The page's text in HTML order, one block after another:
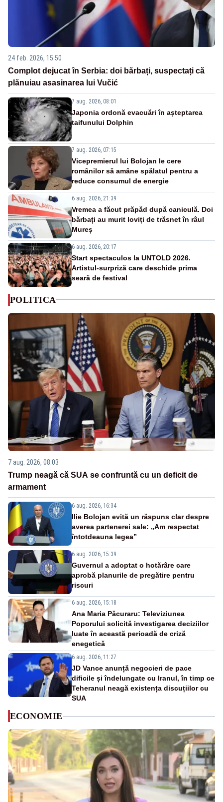
24 feb. 2026, 15:50
Complot dejucat în Serbia: doi bărbați, suspectați că
plănuiau asasinarea lui Vučić
7 aug. 2026, 08:01
Japonia ordonă evacuări în așteptarea
taifunului Dolphin
7 aug. 2026, 07:15
Vicepremierul lui Bolojan le cere
românilor să amâne spălatul pentru a
reduce consumul de energie
6 aug. 2026, 21:39
Vremea a făcut prăpăd după caniculă. Doi
bărbați au murit loviți de trăsnet în râul
Mureș
6 aug. 2026, 20:17
Start spectaculos la UNTOLD 2026.
Artistul-surpriză care deschide prima
seară de festival
POLITICA
7 aug. 2026, 08:03
Trump neagă că SUA se confruntă cu un deficit de
armament
6 aug. 2026, 16:34
Ilie Bolojan evită un răspuns clar despre
averea partenerei sale: „Am respectat
întotdeauna legea”
6 aug. 2026, 15:39
Guvernul a adoptat o hotărâre care
aprobă planurile de pregătire pentru
riscuri
6 aug. 2026, 15:18
Ana Maria Păcuraru: Televiziunea
Poporului solicită investigarea deciziilor
luate în această perioadă de criză
enegetică
6 aug. 2026, 11:27
JD Vance anunță negocieri de pace
dificile și îndelungate cu Iranul, în timp ce
Teheranul neagă existența discuțiilor cu
SUA
ECONOMIE